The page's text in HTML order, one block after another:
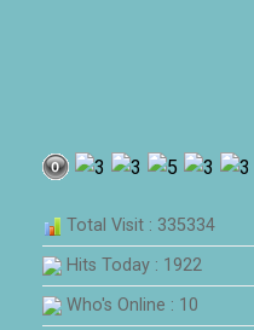
Total Visit : 335334
Hits Today : 1922
Who's Online : 10